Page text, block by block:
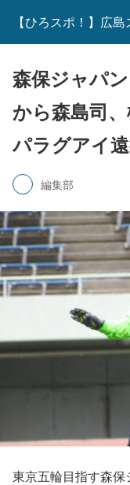
【ひろスポ！】広
森保ジャパ
から森島司
パラグアイ
編集部
東京五輪目指す森